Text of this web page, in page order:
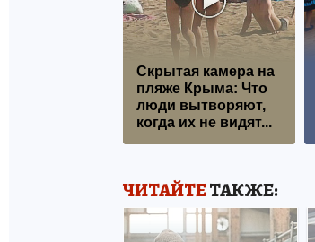
Скрытая камера на
пляже Крыма: Что
люди вытворяют,
когда их не видят...
ЧИТАЙТЕТАКЖЕ: